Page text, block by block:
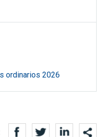
ordinarios 2026